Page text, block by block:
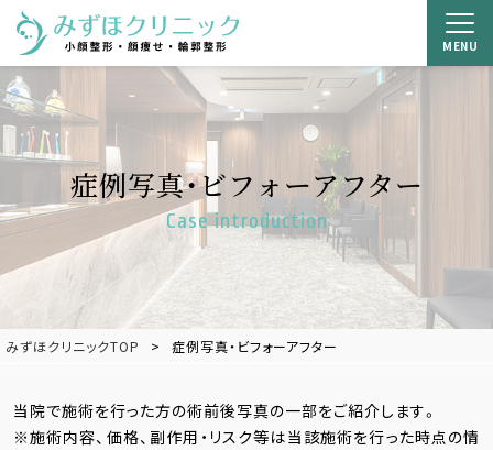
MENU
症例写真・ビフォーアフター
Case introduction
みずほクリニックTOP 症例写真・ビフォーアフター
当院で施術を行った方の術前後写真の一部をご紹介します。
※施術内容、価格、副作用・リスク等は当該施術を行った時点の情